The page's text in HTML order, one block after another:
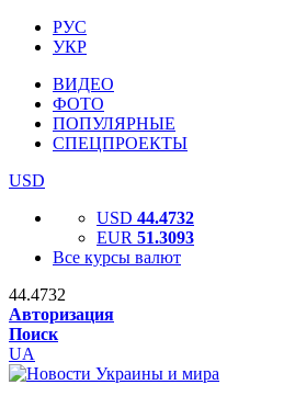
РУС
УКР
ВИДЕО
ФОТО
ПОПУЛЯРНЫЕ
СПЕЦПРОЕКТЫ
USD
USD 44.4732
EUR 51.3093
Все курсы валют
44.4732
Авторизация
Поиск
UA